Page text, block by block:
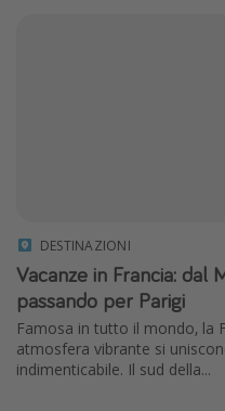
DESTINAZIONI
Vacanze in Francia: dal
passando per Parigi
Famosa in tutto il mondo, la
atmosfera vibrante si
indimenticabile. Il sud della...